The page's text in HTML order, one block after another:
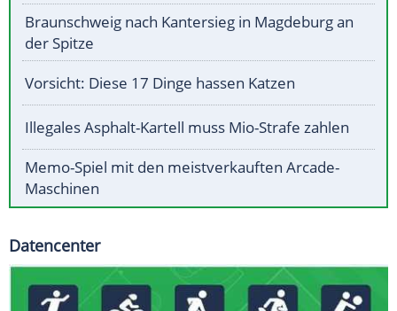
Braunschweig nach Kantersieg in Magdeburg an
der Spitze
Vorsicht: Diese 17 Dinge hassen Katzen
Illegales Asphalt-Kartell muss Mio-Strafe zahlen
Memo-Spiel mit den meistverkauften Arcade-
Maschinen
Datencenter